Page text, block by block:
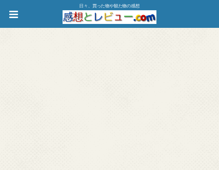
日々、買った物や観た物の感想